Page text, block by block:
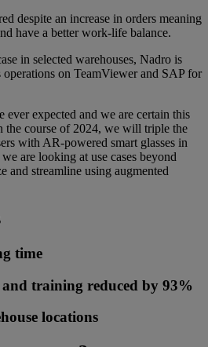
despite an increase in orders meaning
have a better work-life balance.
in selected warehouses, Nadro is
on TeamViewer and SAP for
ever expected and we are certain this
the course of 2024, we will triple the
with AR-powered smart glasses in
are looking at use cases beyond
and streamline using augmented
time
training reduced by 93%
locations